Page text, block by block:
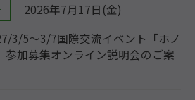
2026年7月17日(金)
3/5～3/7国際交流イベント「ホノ
参加募集オンライン説明会のご案